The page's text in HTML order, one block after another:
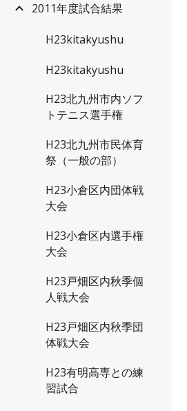
2011年度試合結果
H23kitakyushu
H23kitakyushu
H23北九州市内ソフ
トテニス選手権
H23北九州市民体育
祭（一般の部）
H23小倉区内団体戦
大会
H23小倉区内選手権
大会
H23戸畑区内秋季個
人戦大会
H23戸畑区内秋季団
体戦大会
H23有明高専との練
習試合